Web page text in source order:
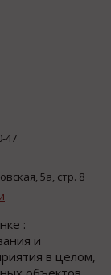
47
5а, стр. 8
:
и
в целом,